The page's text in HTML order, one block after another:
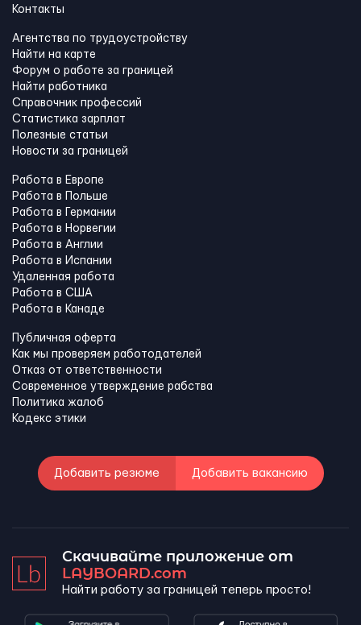
Контакты
Агентства по трудоустройству
Найти на карте
Форум о работе за границей
Найти работника
Справочник профессий
Статистика зарплат
Полезные статьи
Новости за границей
Работа в Европе
Работа в Польше
Работа в Германии
Работа в Норвегии
Работа в Англии
Работа в Испании
Удаленная работа
Работа в США
Работа в Канадe
Публичная оферта
Как мы проверяем работодателей
Отказ от ответственности
Современное утверждение рабства
Политика жалоб
Кодекс этики
Добавить резюме Добавить вакансию
Скачивайте приложение от
LAYBOARD.com
Найти работу за границей теперь просто!